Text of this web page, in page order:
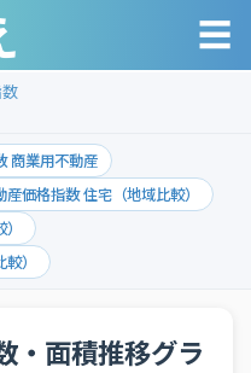
☰
商業用不動産
産価格指数 住宅（地域比較）
）
・面積推移グラ